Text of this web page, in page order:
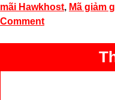
mãi Hawkhost, Mã giảm
Comment